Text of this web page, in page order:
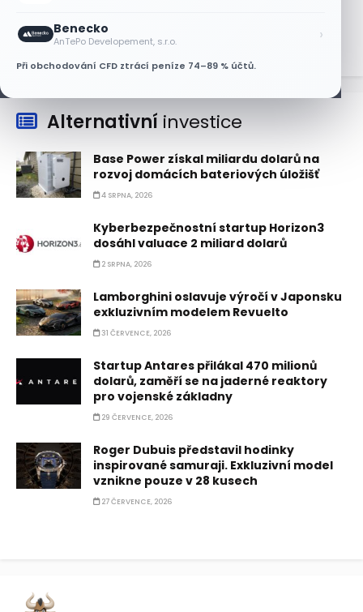
Benecko
AnTePo Developement, s.r.o. ›
Při obchodování CFD ztrácí peníze 74–89 % účtů.
Alternativní investice
Base Power získal miliardu dolarů na
rozvoj domácích bateriových úložišť
4 SRPNA, 2026
Kyberbezpečnostní startup Horizon3
dosáhl valuace 2 miliard dolarů
2 SRPNA, 2026
Lamborghini oslavuje výročí v Japonsku
exkluzivním modelem Revuelto
31 ČERVENCE, 2026
Startup Antares přilákal 470 milionů
dolarů, zaměří se na jaderné reaktory
pro vojenské základny
29 ČERVENCE, 2026
Roger Dubuis představil hodinky
inspirované samuraji. Exkluzivní model
vznikne pouze v 28 kusech
27 ČERVENCE, 2026